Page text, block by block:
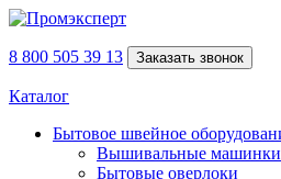
8 800 505 39 13 Заказать звонок
Каталог
Бытовое швейное
Вышивальные машинки
Бытовые оверлоки